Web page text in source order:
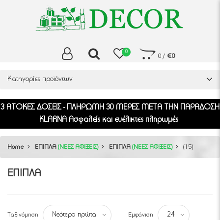
0
0/ €0
Κατηγορίες προϊόντων
3 ΑΤΟΚΕΣ ΔΟΣΕΙΣ - ΠΛΗΡΩΜΗ 30 ΜΕΡΕΣ ΜΕΤΑ ΤΗΝ ΠΑΡΑΔΟΣΗ
KLARNA Ασφαλείς και ευέλικτες πληρωμές
Home ΕΠΙΠΛΑ (ΝΕΕΣ ΑΦΙΞΕΙΣ) ΕΠΙΠΛΑ (ΝΕΕΣ ΑΦΙΞΕΙΣ) (15)
ΕΠΙΠΛΑ
Ταξινόμηση Νεότερα πρώτα Εμφάνιση 24